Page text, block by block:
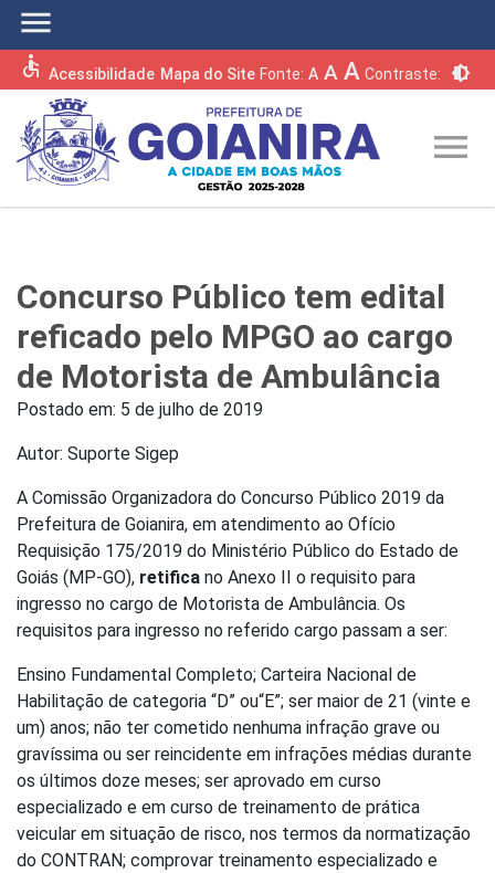
menu
accessible Acessibilidade Mapa do Site Fonte: A A A Contraste: brightness_6
menu
Concurso Público tem edital
reficado pelo MPGO ao cargo
de Motorista de Ambulância
Postado em: 5 de julho de 2019
Autor: Suporte Sigep
A Comissão Organizadora do Concurso Público 2019 da
Prefeitura de Goianira, em atendimento ao Ofício
Requisição 175/2019 do Ministério Público do Estado de
Goiás (MP-GO), retifica no Anexo II o requisito para
ingresso no cargo de Motorista de Ambulância. Os
requisitos para ingresso no referido cargo passam a ser:
Ensino Fundamental Completo; Carteira Nacional de
Habilitação de categoria “D” ou“E”; ser maior de 21 (vinte e
um) anos; não ter cometido nenhuma infração grave ou
gravíssima ou ser reincidente em infrações médias durante
os últimos doze meses; ser aprovado em curso
especializado e em curso de treinamento de prática
veicular em situação de risco, nos termos da normatização
do CONTRAN; comprovar treinamento especializado e